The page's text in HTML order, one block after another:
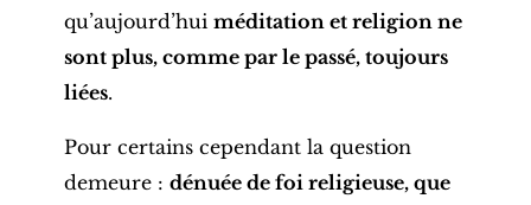
qu’aujourd’hui méditation et religion ne
sont plus, comme par le passé, toujours
liées.
Pour certains cependant la question
demeure : dénuée de foi religieuse, que